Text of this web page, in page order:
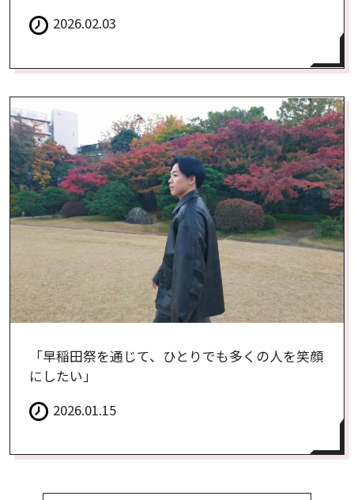
2026.02.03
「早稲田祭を通じて、ひとりでも多くの人を笑顔
にしたい」
2026.01.15